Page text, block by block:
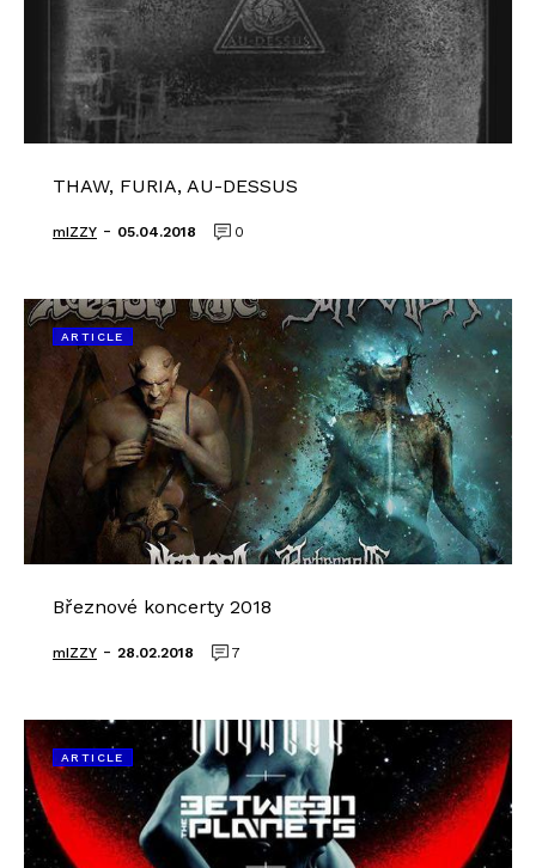
THAW, FURIA, AU-DESSUS
mIZZY - 05.04.2018 0
ARTICLE
Březnové koncerty 2018
mIZZY - 28.02.2018 7
ARTICLE